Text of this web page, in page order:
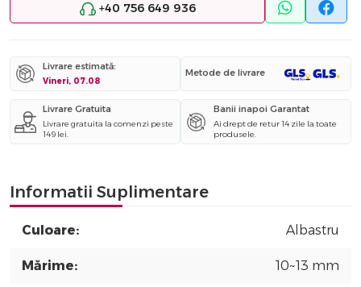
+40 756 649 936
Livrare estimată:
Vineri, 07.08
Metode de livrare
Livrare Gratuita
Livrare gratuita la comenzi peste
149 lei.
Banii inapoi Garantat
Ai drept de retur 14 zile la toate
produsele.
Informatii Suplimentare
Culoare: Albastru
Mărime: 10~13 mm